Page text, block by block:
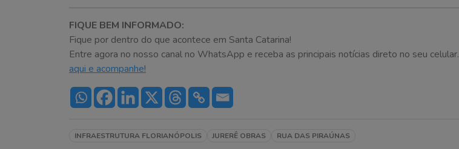
FIQUE BEM INFORMADO:
Fique por dentro do que acontece em Santa Catarina!
Entre agora no nosso canal no WhatsApp e receba as principais notícias direto no seu celular.
aqui e acompanhe!
INFRAESTRUTURA FLORIANÓPOLIS JURERÊ OBRAS RUA DAS PIRAÚNAS